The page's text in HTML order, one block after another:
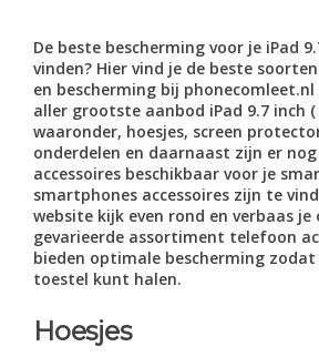
De beste bescherming voor je iPad
vinden? Hier vind je de beste
en bescherming bij
aller grootste aanbod iPad 9.7 inch (
waaronder, hoesjes, screen
onderdelen en daarnaast zijn er
accessoires beschikbaar voor je
smartphones accessoires zijn te
website kijk even rond en verbaas je
gevarieerde assortiment telefoon
bieden optimale bescherming
toestel kunt halen.
Hoesjes